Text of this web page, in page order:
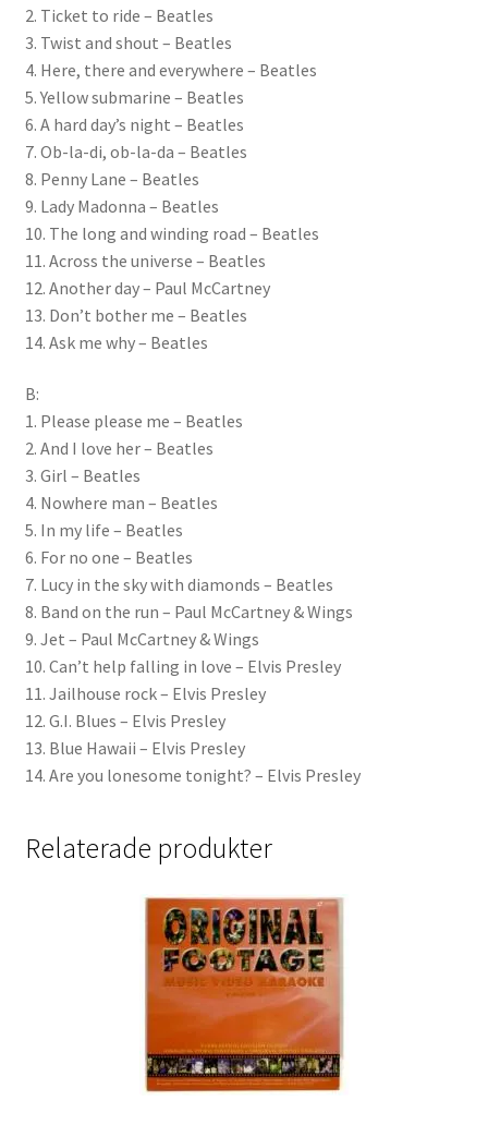
2. Ticket to ride – Beatles
3. Twist and shout – Beatles
4. Here, there and everywhere – Beatles
5. Yellow submarine – Beatles
6. A hard day’s night – Beatles
7. Ob-la-di, ob-la-da – Beatles
8. Penny Lane – Beatles
9. Lady Madonna – Beatles
10. The long and winding road – Beatles
11. Across the universe – Beatles
12. Another day – Paul McCartney
13. Don’t bother me – Beatles
14. Ask me why – Beatles
B:
1. Please please me – Beatles
2. And I love her – Beatles
3. Girl – Beatles
4. Nowhere man – Beatles
5. In my life – Beatles
6. For no one – Beatles
7. Lucy in the sky with diamonds – Beatles
8. Band on the run – Paul McCartney & Wings
9. Jet – Paul McCartney & Wings
10. Can’t help falling in love – Elvis Presley
11. Jailhouse rock – Elvis Presley
12. G.I. Blues – Elvis Presley
13. Blue Hawaii – Elvis Presley
14. Are you lonesome tonight? – Elvis Presley
Relaterade produkter